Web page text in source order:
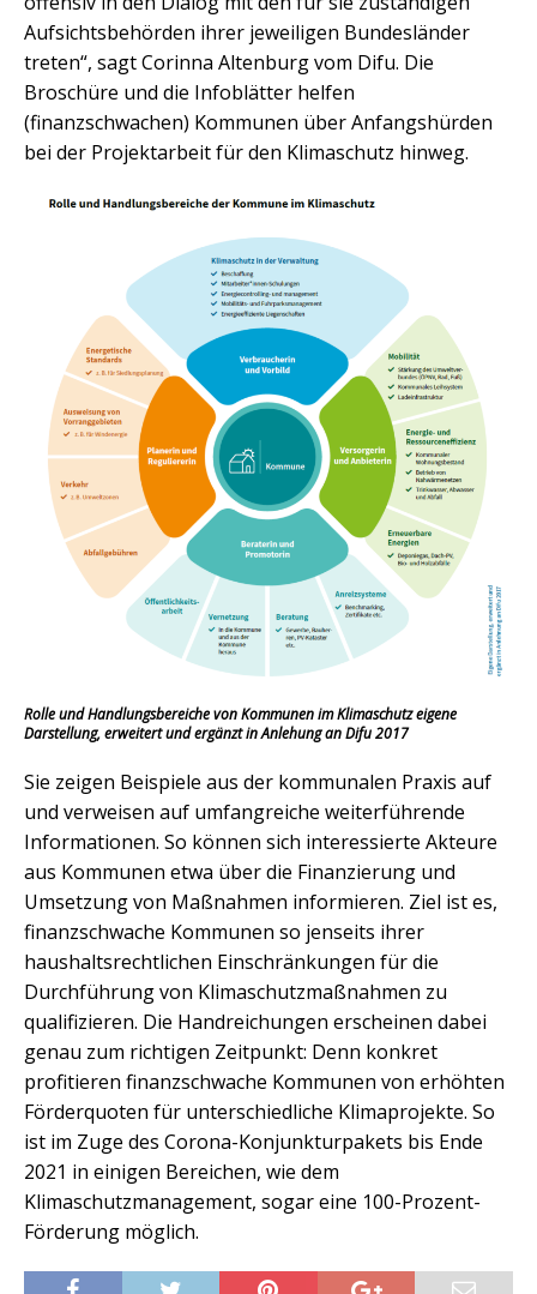
Aufsichtsbehörden ihrer jeweiligen Bundesländer
treten“, sagt Corinna Altenburg vom Difu. Die
Broschüre und die Infoblätter helfen
(finanzschwachen) Kommunen über Anfangshürden
bei der Projektarbeit für den Klimaschutz hinweg.
Rolle und Handlungsbereiche von Kommunen im Klimaschutz eigene
Darstellung, erweitert und ergänzt in Anlehung an Difu 2017
Sie zeigen Beispiele aus der kommunalen Praxis auf
und verweisen auf umfangreiche weiterführende
Informationen. So können sich interessierte Akteure
aus Kommunen etwa über die Finanzierung und
Umsetzung von Maßnahmen informieren. Ziel ist es,
finanzschwache Kommunen so jenseits ihrer
haushaltsrechtlichen Einschränkungen für die
Durchführung von Klimaschutzmaßnahmen zu
qualifizieren. Die Handreichungen erscheinen dabei
genau zum richtigen Zeitpunkt: Denn konkret
profitieren finanzschwache Kommunen von erhöhten
Förderquoten für unterschiedliche Klimaprojekte. So
ist im Zuge des Corona-Konjunkturpakets bis Ende
2021 in einigen Bereichen, wie dem
Klimaschutzmanagement, sogar eine 100-Prozent-
Förderung möglich.